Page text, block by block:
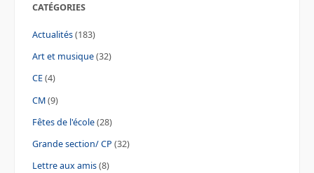
CATÉGORIES
Actualités(183)
Art et musique(32)
CE(4)
CM(9)
Fêtes de l'école(28)
Grande section/ CP (32)
Lettre aux amis(8)